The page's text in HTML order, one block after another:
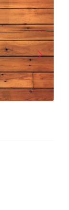
arrow_forward_iosNext